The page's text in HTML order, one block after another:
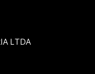
LTDA